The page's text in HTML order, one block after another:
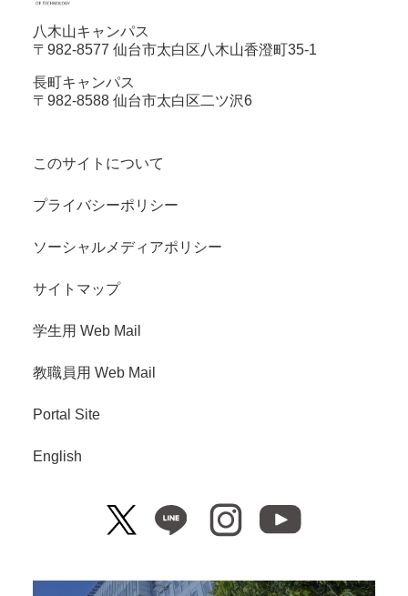
八木山キャンパス
〒982-8577 仙台市太白区八木山香澄町35-1
長町キャンパス
〒982-8588 仙台市太白区二ツ沢6
このサイトについて
プライバシーポリシー
ソーシャルメディアポリシー
サイトマップ
学生用 Web Mail
教職員用 Web Mail
Portal Site
English